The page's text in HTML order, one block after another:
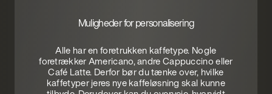
Muligheder for personalisering
Alle har en foretrukken kaffetype. Nogle
foretrækker Americano, andre Cappuccino eller
Café Latte. Derfor bør du tænke over, hvilke
kaffetyper jeres nye kaffeløsning skal kunne